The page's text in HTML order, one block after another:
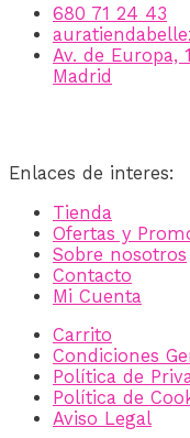
680 71 24 43
Av. de Europa,
Madrid
Enlaces de interes:
Tienda
Ofertas y
Sobre nosotros
Contacto
Mi Cuenta
Carrito
Condiciones
Política de
Política de
Aviso Legal